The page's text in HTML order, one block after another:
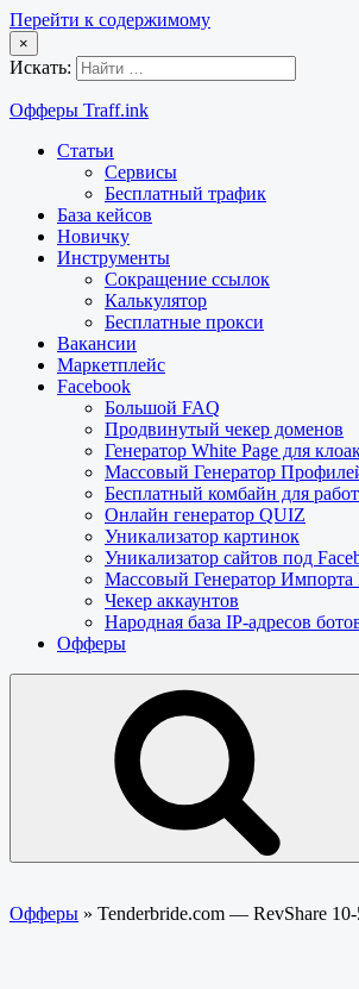
Перейти к содержимому
×
Искать:
Офферы Traff.ink
Статьи
Сервисы
Бесплатный трафик
База кейсов
Новичку
Инструменты
Сокращение ссылок
Калькулятор
Бесплатные прокси
Вакансии
Маркетплейс
Facebook
Большой FAQ
Продвинутый чекер доменов
Генератор White Page для
Массовый Генератор
Бесплатный комбайн для
Онлайн генератор QUIZ
Уникализатор картинок
Уникализатор сайтов под
Массовый Генератор
Чекер аккаунтов
Народная база IP-адресов
Офферы
Офферы » Tenderbride.com — RevShare